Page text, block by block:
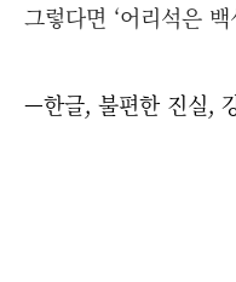
그렇다면 ‘어리석은
—한글, 불편한 진실,